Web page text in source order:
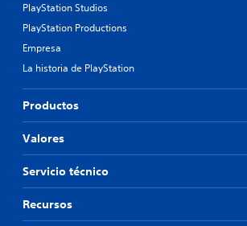
PlayStation Studios
PlayStation Productions
Empresa
La historia de PlayStation
Productos
Valores
Servicio técnico
Recursos